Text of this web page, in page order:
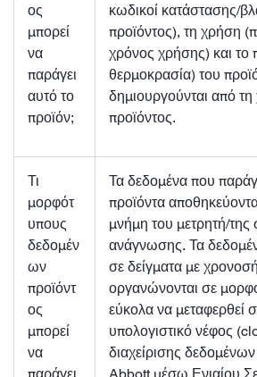
ος
μπορεί
να
παράγει
αυτό το
προϊόν;
κωδικοί κατάστασης/
προϊόντος), τη χρήση
χρόνος χρήσης) και το
θερμοκρασία) του
δημιουργούνται από
προϊόντος.
Τι
μορφότ
υπους
δεδομέν
ων
προϊόντ
ος
μπορεί
να
Τα δεδομένα που
προϊόντα
μνήμη του μετρητή/της
ανάγνωσης. Τα
σε δείγματα με
οργανώνονται σε
εύκολα να μεταφερθεί
υπολογιστικό νέφος
διαχείρισης